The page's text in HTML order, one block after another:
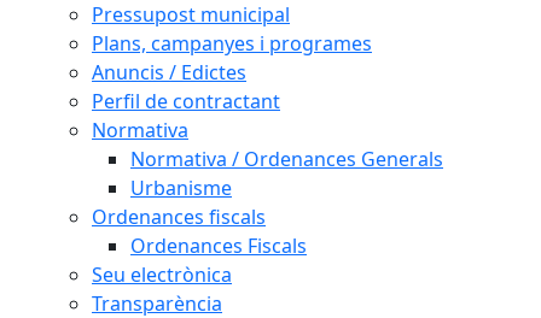
Pressupost municipal
Plans, campanyes i programes
Anuncis / Edictes
Perfil de contractant
Normativa
Normativa / Ordenances Generals
Urbanisme
Ordenances fiscals
Ordenances Fiscals
Seu electrònica
Transparència